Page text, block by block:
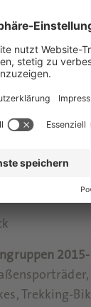
Fahrräder
Trekking-